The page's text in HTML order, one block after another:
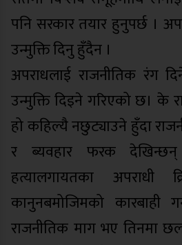
पनि सरकार तयार हुनुपर्छ ।
उन्मुक्ति दिनु हुँदैन ।
अपराधलाई राजनीतिक रंग
उन्मुक्ति दिइने गरिएको छ। के
हो कहिल्यै नछुट्याउने हुँदा
र ब्यवहार फरक देखिन्छन्
हत्यालगायतका अपराधी
कानुनबमोजिमको कारबाही
राजनीतिक माग भए तिनमा